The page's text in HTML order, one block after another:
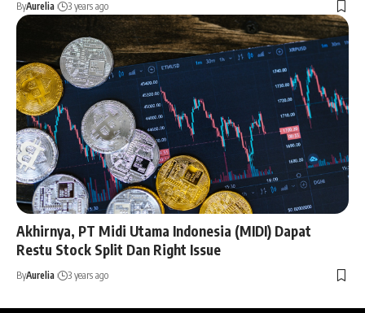
ByAurelia 3 years ago
Akhirnya, PT Midi Utama Indonesia (MIDI) Dapat
Restu Stock Split Dan Right Issue
ByAurelia 3 years ago